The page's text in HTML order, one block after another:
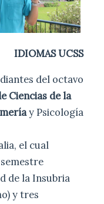
IDIOMAS UCSS
del octavo
Ciencias de la
y Psicología
el cual
de la Insubria
y tres